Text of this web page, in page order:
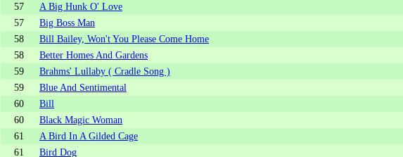
57
A Big Hunk O' Love
57
Big Boss Man
58
Bill Bailey, Won't You Please Come Home
58
Better Homes And Gardens
59
Brahms' Lullaby ( Cradle Song )
59
Blue And Sentimental
60
Bill
60
Black Magic Woman
61
A Bird In A Gilded Cage
61
Bird Dog